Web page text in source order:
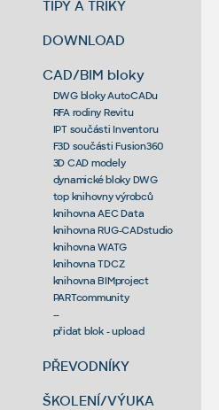
TIPY A TRIKY
DOWNLOAD
CAD/BIM bloky
DWG bloky AutoCADu
RFA rodiny Revitu
IPT součásti Inventoru
F3D součásti Fusion360
3D CAD modely
dynamické bloky DWG
top knihovny výrobců
knihovna AEC Data
knihovna RUG-CADstudio
knihovna WATG
knihovna TDCZ
knihovna BIMproject
PARTcommunity
--
přidat blok - upload
PŘEVODNÍKY
ŠKOLENÍ/VÝUKA